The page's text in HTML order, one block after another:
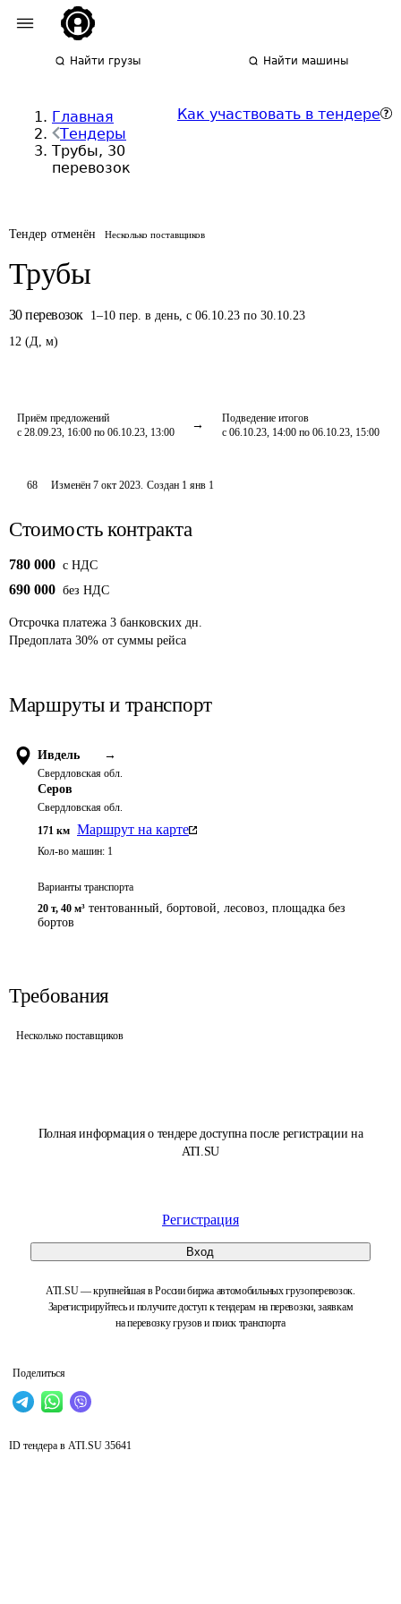
Найти грузы Найти машины
Главная
Тендеры
Трубы, 30
перевозок
Как участвовать в тендере
Тендер отменён Несколько поставщиков
Трубы
30 перевозок 1–10 пер. в день, с 06.10.23 по 30.10.23
12 (Д, м)
Приём предложений
с 28.09.23, 16:00 по 06.10.23, 13:00
Подведение итогов
с 06.10.23, 14:00 по 06.10.23, 15:00
Полная информация о тендере доступна после регистрации на
ATI.SU
Регистрация
Вход
ATI.SU — крупнейшая в России биржа автомобильных грузоперевозок.
Зарегистрируйтесь и получите доступ к тендерам на перевозки, заявкам
на перевозку грузов и поиск транспорта
Поделиться
68 Изменён7 окт 2023. Создан 1 янв 1
Стоимость контракта
780 000 c НДС
690 000 без НДС
Отсрочка платежа 3 банковских дн.
Предоплата 30% от суммы рейса
Маршруты и транспорт
Ивдель →
Свердловская обл.
Серов
Свердловская обл.
171 км Маршрут на карте
Кол-во машин: 1
Варианты транспорта
20 т, 40 м³ тентованный, бортовой, лесовоз, площадка без
бортов
Требования
Несколько поставщиков
ID тендера в ATI.SU 35641